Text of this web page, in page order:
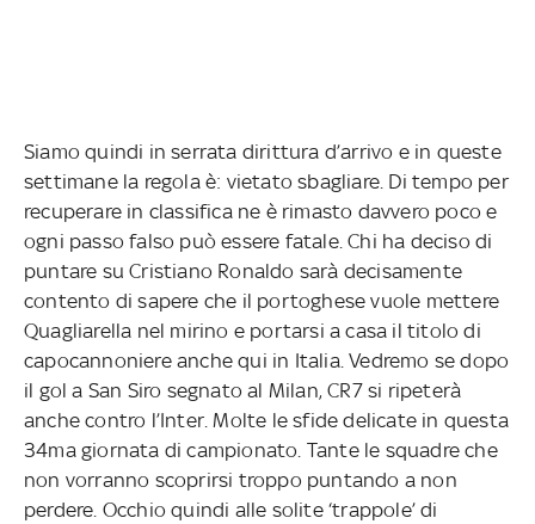
Siamo quindi in serrata dirittura d’arrivo e in queste
settimane la regola è: vietato sbagliare. Di tempo per
recuperare in classifica ne è rimasto davvero poco e
ogni passo falso può essere fatale. Chi ha deciso di
puntare su Cristiano Ronaldo sarà decisamente
contento di sapere che il portoghese vuole mettere
Quagliarella nel mirino e portarsi a casa il titolo di
capocannoniere anche qui in Italia. Vedremo se dopo
il gol a San Siro segnato al Milan, CR7 si ripeterà
anche contro l’Inter. Molte le sfide delicate in questa
34ma giornata di campionato. Tante le squadre che
non vorranno scoprirsi troppo puntando a non
perdere. Occhio quindi alle solite ‘trappole’ di